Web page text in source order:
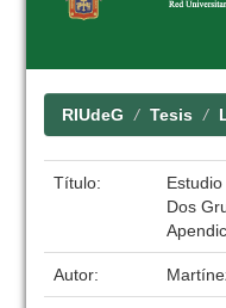
RIUdeG Tesis
Título:
Dos
Autor: